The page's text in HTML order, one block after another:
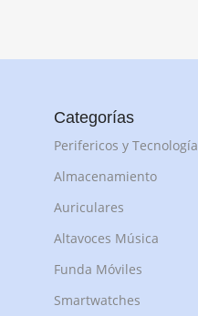
Categorías
Perifericos y Tecnología
Almacenamiento
Auriculares
Altavoces Música
Funda Móviles
Smartwatches